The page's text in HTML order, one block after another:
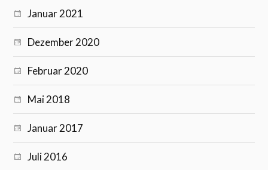
Januar 2021
Dezember 2020
Februar 2020
Mai 2018
Januar 2017
Juli 2016